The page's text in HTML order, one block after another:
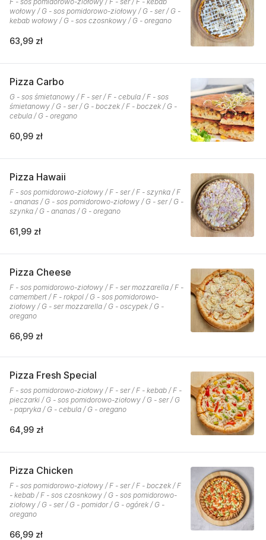
wołowy / G - sos pomidorowo-ziołowy / G - ser / G -
kebab wołowy / G - sos czosnkowy / G - oregano
63,99 zł
Pizza Carbo
G - sos śmietanowy / F - ser / F - cebula / F - sos
śmietanowy / G - ser / G - boczek / F - boczek / G -
cebula / G - oregano
60,99 zł
Pizza Hawaii
F - sos pomidorowo-ziołowy / F - ser / F - szynka / F
- ananas / G - sos pomidorowo-ziołowy / G - ser / G -
szynka / G - ananas / G - oregano
61,99 zł
Pizza Cheese
F - sos pomidorowo-ziołowy / F - ser mozzarella / F -
camembert / F - rokpol / G - sos pomidorowo-
ziołowy / G - ser mozzarella / G - oscypek / G -
oregano
66,99 zł
Pizza Fresh Special
F - sos pomidorowo-ziołowy / F - ser / F - kebab / F -
pieczarki / G - sos pomidorowo-ziołowy / G - ser / G
- papryka / G - cebula / G - oregano
64,99 zł
Pizza Chicken
F - sos pomidorowo-ziołowy / F - ser / F - boczek / F
- kebab / F - sos czosnkowy / G - sos pomidorowo-
ziołowy / G - ser / G - pomidor / G - ogórek / G -
oregano
66,99 zł